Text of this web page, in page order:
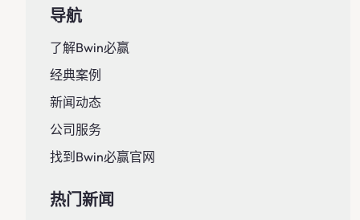
导航
了解Bwin必赢
经典案例
新闻动态
公司服务
找到Bwin必赢官网
热门新闻